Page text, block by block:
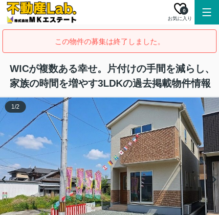
お気に入り
0
この物件の募集は終了しました。
WICが複数ある幸せ。片付けの手間を減らし、
家族の時間を増やす3LDKの過去掲載物件情報
1/2